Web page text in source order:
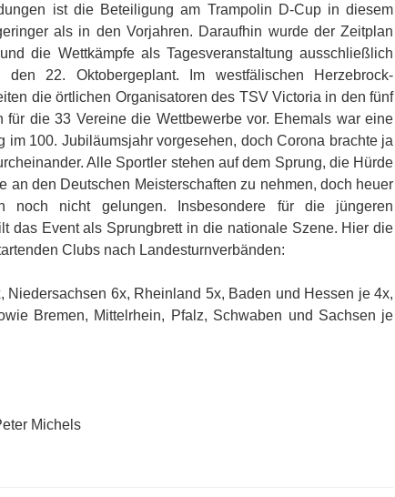
ist die Beteiligung am Trampolin D-Cup in diesem
als in den Vorjahren. Daraufhin wurde der Zeitplan
die Wettkämpfe als Tagesveranstaltung ausschließlich
den 22. Oktobergeplant. Im westfälischen Herzebrock-
die örtlichen Organisatoren des TSV Victoria in den fünf
für die 33 Vereine die Wettbewerbe vor. Ehemals war eine
im 100. Jubiläumsjahr vorgesehen, doch Corona brachte ja
Alle Sportler stehen auf dem Sprung, die Hürde
an den Deutschen Meisterschaften zu nehmen, doch heuer
noch nicht gelungen. Insbesondere für die jüngeren
das Event als Sprungbrett in die nationale Szene. Hier die
Clubs nach Landesturnverbänden:
Niedersachsen 6x, Rheinland 5x, Baden und Hessen je 4x,
Bremen, Mittelrhein, Pfalz, Schwaben und Sachsen je
Michels